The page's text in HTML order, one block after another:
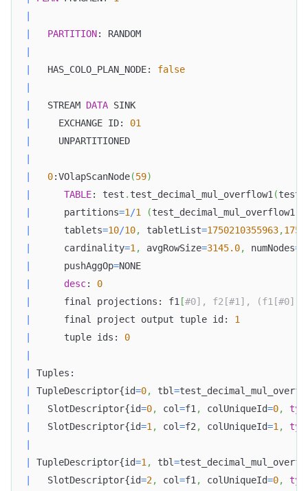
|
|
PARTITION:
|
|
   HAS_COLO_PLAN_NODE:
false
|
|
   STREAM
DATA
|
     EXCHANGE ID:
01
|
|
|
0:VOlapScanNode(59)
|
TABLE: test . test_decimal_mul_overflow1 (
|
      partitions
=1 /1 (test_decimal_mul_overflow1
|
      tablets
=10/10, tabletList=1750210355963,
|
      cardinality
=1 , avgRowSize=3145.0, numNodes=
|
      pushAggOp
=
|
desc: 0
|
      final projections: f1
[#0], f2[#1],
|
      final project output tuple id:
1
|
      tuple ids:
0
|
|
|
TupleDescriptor{id=0, tbl=
|
   SlotDescriptor{id
=0, col=f1 , colUniqueId=0,
|
   SlotDescriptor{id
=1 , col=f2 , colUniqueId=1 ,
|
|
TupleDescriptor{id=1 , tbl=
|
   SlotDescriptor{id
=2, col=f1 , colUniqueId=0,